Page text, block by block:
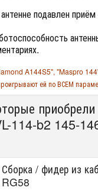
подавлен
A144S5", "Maspro
ей по ВСЕМ
114-b2 145-
Сборка / фидер из
RG58